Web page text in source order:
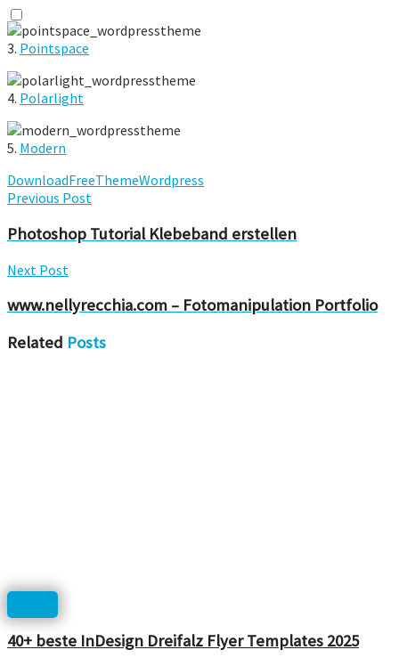
3. Pointspace
4. Polarlight
5. Modern
DownloadFreeThemeWordpress
Previous Post
Photoshop Tutorial Klebeband erstellen
Next Post
www.nellyrecchia.com – Fotomanipulation Portfolio
Related Posts
40+ beste InDesign Dreifalz Flyer Templates 2025